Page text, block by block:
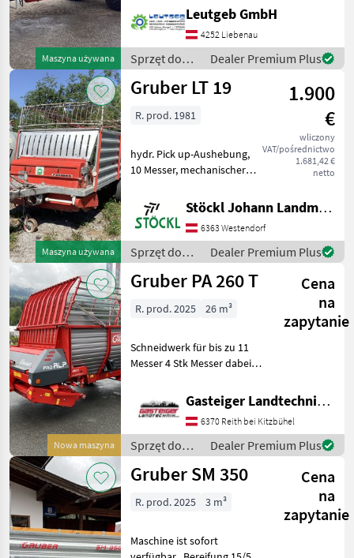
Maszyna używana
Druckluft Anhängerbremse,
Beleuchtung,
Streuwerkschutz
hydraulisch, ca. 1500
Fuhren, Zum Ausstreuen
von S
Leutgeb GmbH
4252 Liebenau
Sprzęt do
nawożenia i
nawadniania
Dealer Premium Plus
Maszyna używana
Gruber LT 19
1.900
€
wliczony
VAT/pośrednictwo
1.681,42 €
netto
R. prod. 1981
hydr. Pick up-Aushebung,
10 Messer, mechanischer
Gelenkwelle, Standort
Westendorf (A) Liczba osi: 1
oś, Podłoga przesuwna
Sprzęt do zbioru sian
Stöckl Johann Landmaschinen GesmbH & Co KG
6363 Westendorf
Sprzęt do
zbioru siana
i paszowy /
Dealer Premium Plus
Nowa maszyna
Gruber PA 260 T
Cena
na
zapytanie
R. prod. 2025 26 m³
Schneidwerk für bis zu 11
Messer 4 Stk Messer dabei
1.8m Pick-up 5-reihig
Weitwinkel-Gelenkwelle
Hydr-Bremse Bereifung
480/45-17 AS auf
Gasteiger Landtechnik GmbH
6370 Reith bei Kitzbühel
Sprzęt do
zbioru siana
i paszowy /
Dealer Premium Plus
Gruber SM 350
Cena
na
zapytanie
R. prod. 2025 3 m³
Maschine ist sofort